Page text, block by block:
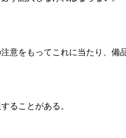
意をもってこれに当たり、備
ることがある。